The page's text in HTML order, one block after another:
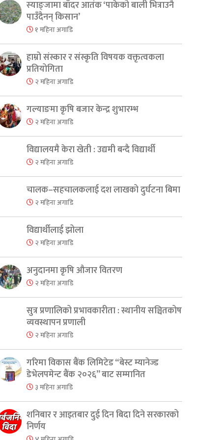
स्याङ्जामा बाँदर आतंक ‘पाकेको बाली भित्राउनै
पाउँदैनन् किसान’
१ महिना अगाडि
हाम्रो संस्कार र संस्कृति विषयक वक्तृत्वकला
प्रतियोगिता
२ महिना अगाडि
गल्याङमा कृषि बजार केन्द्र शुभारम्भ
२ महिना अगाडि
विद्यालयमै केरा खेती : उद्यमी बन्दै विद्यार्थी
२ महिना अगाडि
चालक–सहचालकलाई दश लाखको दुर्घटना बिमा
२ महिना अगाडि
विद्यार्थीलाई झोला
२ महिना अगाडि
अनुदानमा कृषि औजार वितरण
२ महिना अगाडि
सुत्र प्रणालिको प्रभावकारीता : स्थानीय सञ्चितकोष
व्यवस्थापन प्रणाली
२ महिना अगाडि
गरिमा विकास बैंक लिमिटेड “बेस्ट म्यानेज्ड
डेभेलपमेन्ट बैंक २०२६” बाट सम्मानित
३ महिना अगाडि
शनिबार र आइतबार दुई दिन बिदा दिने सरकारको
निर्णय